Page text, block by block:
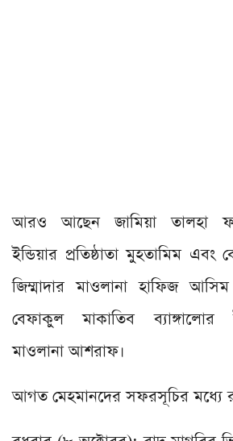
আরও আছেন জামিয়া তালহা
ইন্ডিয়ার প্রতিষ্ঠাতা মুহতামিম এবং
জিম্মাদার মাওলানা হাফিজ
বেফাকুল মাকাতিব ব্যাঙ্গালোর
মাওলানা আশরাফ।
আগত মেহমানদের সফরসূচির মধ্যে